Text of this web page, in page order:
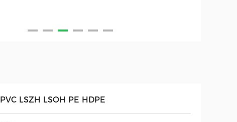
PVC LSZH LSOH PE HDPE